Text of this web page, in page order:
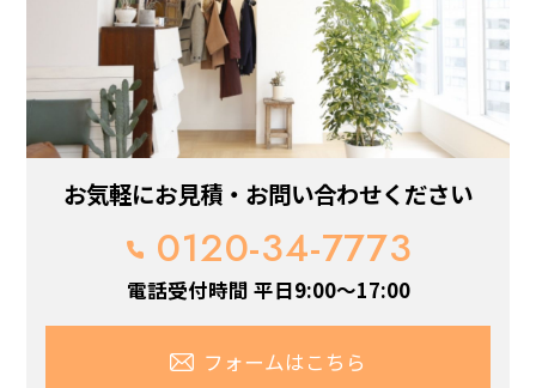
お気軽にお見積・お問い合わせください
0120-34-7773
電話受付時間 平日9:00～17:00
フォームはこちら